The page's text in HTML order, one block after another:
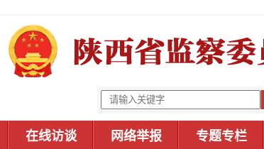
在线访谈 网络举报 专题专栏